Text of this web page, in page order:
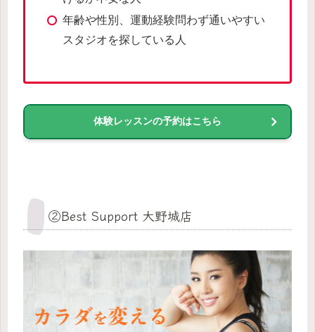
年齢や性別、運動経験問わず通いやすい
スタジオを探している人
体験レッスンの予約はこちら
②Best Support 大野城店